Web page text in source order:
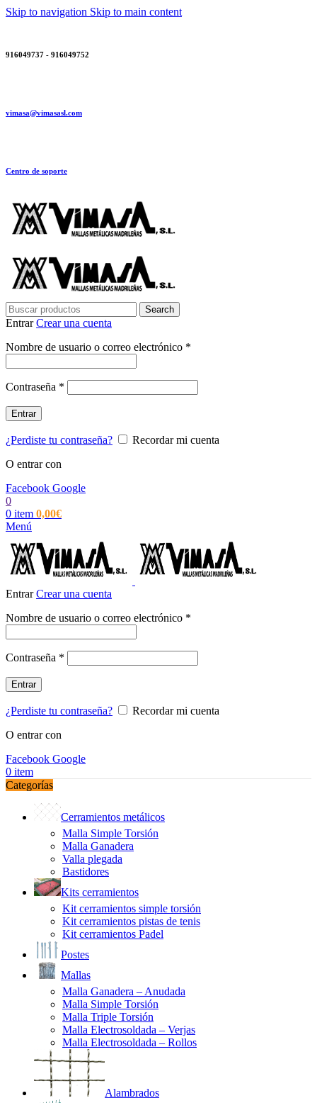
Skip to navigation Skip to main content
916049737 - 916049752
vimasa@vimasasl.com
Centro de soporte
Search
EntrarCrear una cuenta
Nombre de usuario o correo electrónico *
Contraseña *
Entrar
¿Perdiste tu contraseña?
Recordar mi cuenta
O entrar con
Facebook Google
0
0 item 0,00€
Menú
EntrarCrear una cuenta
Nombre de usuario o correo electrónico *
Contraseña *
Entrar
¿Perdiste tu contraseña?
Recordar mi cuenta
O entrar con
Facebook Google
0 item
Categorías
Cerramientos metálicos
Malla Simple Torsión
Malla Ganadera
Valla plegada
Bastidores
Kits cerramientos
Kit cerramientos simple torsión
Kit cerramientos pistas de tenis
Kit cerramientos Padel
Postes
Mallas
Malla Ganadera – Anudada
Malla Simple Torsión
Malla Triple Torsión
Malla Electrosoldada – Verjas
Malla Electrosoldada – Rollos
Alambrados